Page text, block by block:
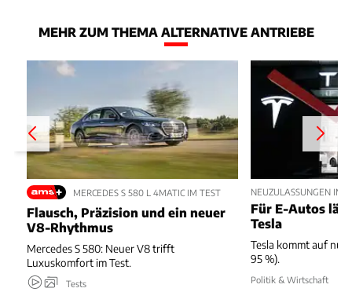
MEHR ZUM THEMA ALTERNATIVE ANTRIEBE
MERCEDES S 580 L 4MATIC IM TEST
Flausch, Präzision und ein neuer
V8-Rhythmus
Mercedes S 580: Neuer V8 trifft
Luxuskomfort im Test.
Tests
NEUZULASSUNGEN IM
Für E-Autos
Tesla
Tesla kommt auf nur
95 %).
Politik & Wirtschaft